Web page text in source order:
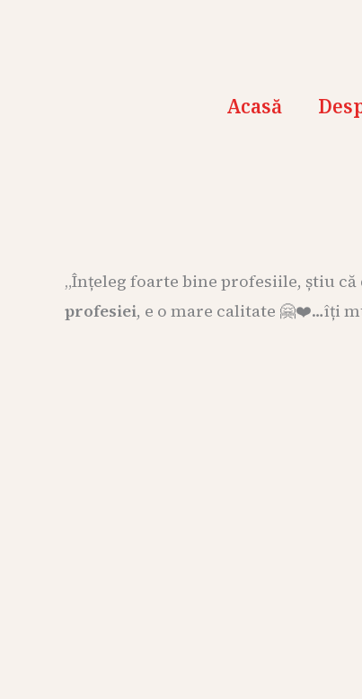
Acasă
„Înțeleg foarte bine profesiile, știu
profesiei, e o mare calitate 🤗❤️…îți